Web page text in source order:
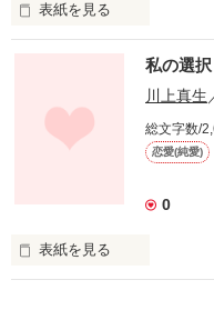
野いちご様のオススメ作
選んでいただきました。
ランキング
ジャンル別
最高14位（総合16位）
☆2011.10.25☆
berry's Cafe様のオススメ
体いっぱいで
あいつのように
※途中、重い場面もありま
最後までお付き合いいた
幸せにしていますか？
あなたの心の中に、僕は
たまには僕のこと
表紙を見る
１５歳年下の彼は今日も優
東京とカンヌ。
私の選択
川上真生
総文字数/
恋愛(純愛)
0
表紙を見る